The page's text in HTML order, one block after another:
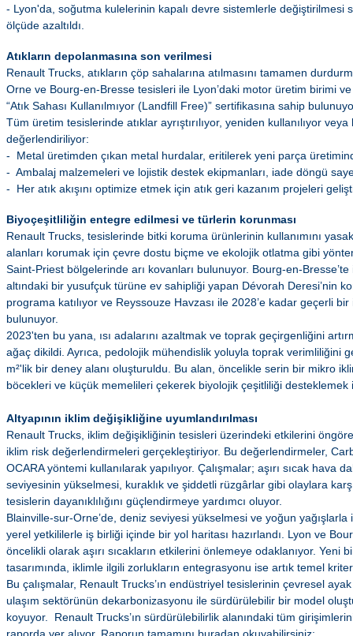
- Lyon'da, soğutma kulelerinin kapalı devre sistemlerle değiştirilmesi
ölçüde azaltıldı.
Atıkların depolanmasına son verilmesi
Renault Trucks, atıkların çöp sahalarına atılmasını tamamen
Orne ve Bourg-en-Bresse tesisleri ile Lyon’daki motor üretim birimi
“Atık Sahası Kullanılmıyor (Landfill Free)” sertifikasına sahip
Tüm üretim tesislerinde atıklar ayrıştırılıyor, yeniden kullanılıyor
değerlendiriliyor:
- Metal üretimden çıkan metal hurdalar, eritilerek yeni parça
- Ambalaj malzemeleri ve lojistik destek ekipmanları, iade döngü
- Her atık akışını optimize etmek için atık geri kazanım projeleri
Biyoçeşitliliğin entegre edilmesi ve türlerin korunması
Renault Trucks, tesislerinde bitki koruma ürünlerinin kullanımını
alanları korumak için çevre dostu biçme ve ekolojik otlatma gibi
Saint-Priest bölgelerinde arı kovanları bulunuyor. Bourg-en-
altındaki bir yusufçuk türüne ev sahipliği yapan Dévorah Deresi’nin
programa katılıyor ve Reyssouze Havzası ile 2028’e kadar geçerli
bulunuyor.
2023'ten bu yana, ısı adalarını azaltmak ve toprak geçirgenliğini
ağaç dikildi. Ayrıca, pedolojik mühendislik yoluyla toprak verimliliğini
m²'lik bir deney alanı oluşturuldu. Bu alan, öncelikle serin bir mikro
böcekleri ve küçük memelileri çekerek biyolojik çeşitliliği desteklemek
Altyapının iklim değişikliğine uyumlandırılması
Renault Trucks, iklim değişikliğinin tesisleri üzerindeki etkilerini
iklim risk değerlendirmeleri gerçekleştiriyor. Bu değerlendirmeler,
OCARA yöntemi kullanılarak yapılıyor. Çalışmalar; aşırı sıcak hava
seviyesinin yükselmesi, kuraklık ve şiddetli rüzgârlar gibi olaylara
tesislerin dayanıklılığını güçlendirmeye yardımcı oluyor.
Blainville-sur-Orne’de, deniz seviyesi yükselmesi ve yoğun
yerel yetkililerle iş birliği içinde bir yol haritası hazırlandı. Lyon ve
öncelikli olarak aşırı sıcakların etkilerini önlemeye odaklanıyor. Yeni
tasarımında, iklimle ilgili zorlukların entegrasyonu ise artık temel
Bu çalışmalar, Renault Trucks’ın endüstriyel tesislerinin çevresel ayak
ulaşım sektörünün dekarbonizasyonu ile sürdürülebilir bir model
koyuyor. Renault Trucks’ın sürdürülebilirlik alanındaki tüm